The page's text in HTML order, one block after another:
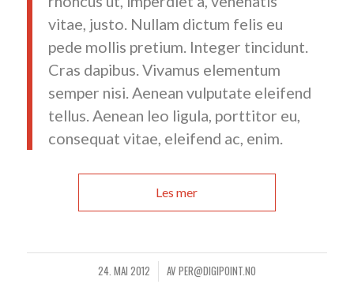
vitae, justo. Nullam dictum felis eu
pede mollis pretium. Integer tincidunt.
Cras dapibus. Vivamus elementum
semper nisi. Aenean vulputate eleifend
tellus. Aenean leo ligula, porttitor eu,
consequat vitae, eleifend ac, enim.
Les mer
24. MAI 2012
/ AV PER@DIGIPOINT.NO